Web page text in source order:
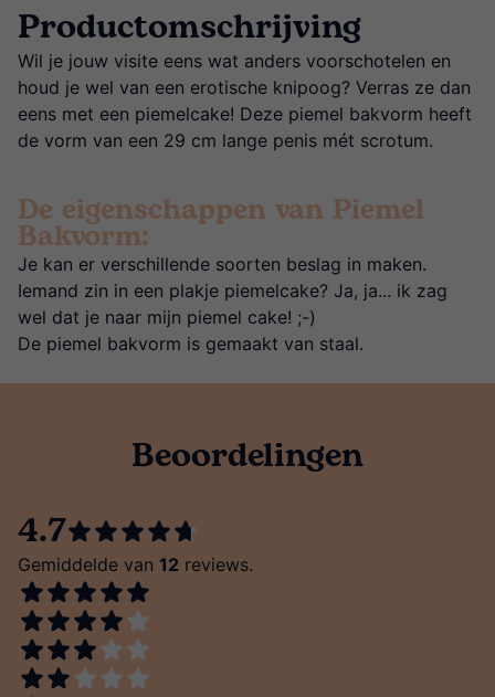
Productomschrijving
Wil je jouw visite eens wat anders voorschotelen en
houd je wel van een erotische knipoog? Verras ze dan
eens met een piemelcake! Deze piemel bakvorm heeft
de vorm van een 29 cm lange penis mét scrotum.
De eigenschappen van Piemel
Bakvorm:
Je kan er verschillende soorten beslag in maken.
Iemand zin in een plakje piemelcake? Ja, ja... ik zag
wel dat je naar mijn piemel cake! ;-)
De piemel bakvorm is gemaakt van staal.
Beoordelingen
4.7
Gemiddelde van 12 reviews.